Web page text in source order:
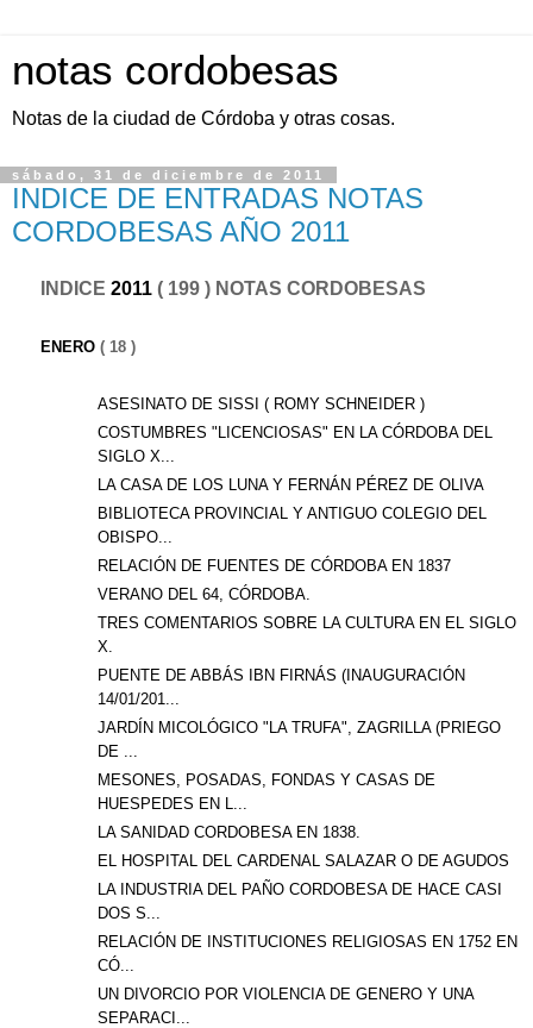
notas cordobesas
Notas de la ciudad de Córdoba y otras cosas.
sábado, 31 de diciembre de 2011
INDICE DE ENTRADAS NOTAS
CORDOBESAS AÑO 2011
INDICE 2011 ( 199 ) NOTAS CORDOBESAS
ENERO ( 18 )
ASESINATO DE SISSI ( ROMY SCHNEIDER )
COSTUMBRES "LICENCIOSAS" EN LA CÓRDOBA DEL
SIGLO X...
LA CASA DE LOS LUNA Y FERNÁN PÉREZ DE OLIVA
BIBLIOTECA PROVINCIAL Y ANTIGUO COLEGIO DEL
OBISPO...
RELACIÓN DE FUENTES DE CÓRDOBA EN 1837
VERANO DEL 64, CÓRDOBA.
TRES COMENTARIOS SOBRE LA CULTURA EN EL SIGLO
X.
PUENTE DE ABBÁS IBN FIRNÁS (INAUGURACIÓN
14/01/201...
JARDÍN MICOLÓGICO "LA TRUFA", ZAGRILLA (PRIEGO
DE ...
MESONES, POSADAS, FONDAS Y CASAS DE
HUESPEDES EN L...
LA SANIDAD CORDOBESA EN 1838.
EL HOSPITAL DEL CARDENAL SALAZAR O DE AGUDOS
LA INDUSTRIA DEL PAÑO CORDOBESA DE HACE CASI
DOS S...
RELACIÓN DE INSTITUCIONES RELIGIOSAS EN 1752 EN
CÓ...
UN DIVORCIO POR VIOLENCIA DE GENERO Y UNA
SEPARACI...